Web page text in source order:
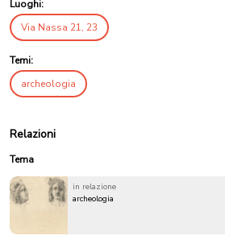
Luoghi:
Via Nassa 21, 23
Temi:
archeologia
Relazioni
Tema
in relazione
archeologia